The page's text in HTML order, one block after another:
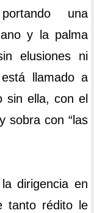
una
y la palma
elusiones ni
llamado a
sin ella, con el
sobra con “las
dirigencia en
tanto rédito le